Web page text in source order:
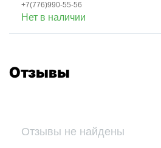
+7(776)990-55-56
Нет в наличии
Отзывы
Отзывы не найдены